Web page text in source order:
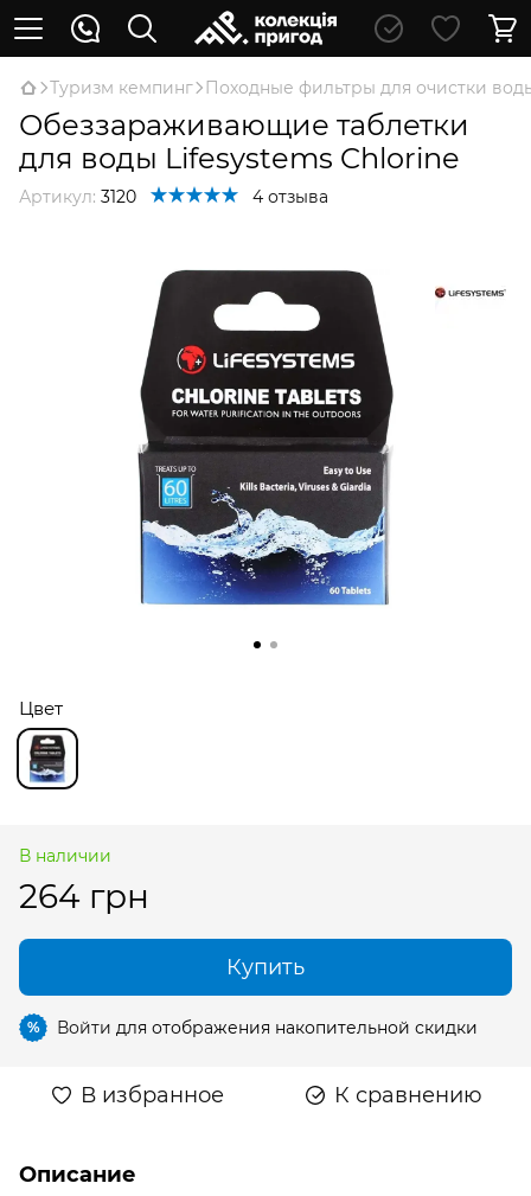
Туризм кемпинг Походные фильтры для очистки
Обеззараживающие таблетки
для воды Lifesystems Chlorine
Артикул: 3120 4 отзыва
Цвет
В наличии
264 грн
Купить
% Войти для отображения накопительной скидки
В избранное К сравнению
Описание